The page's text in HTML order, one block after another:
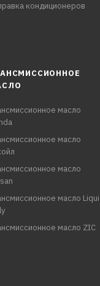
кондиционеров
масло
масло
масло
масло Liqui
масло ZIC